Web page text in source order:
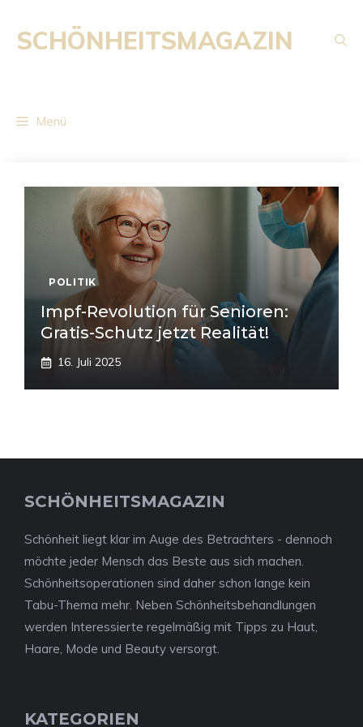
Inhalt
springen
SCHÖNHEITSMAGAZIN
Menü
POLITIK
Impf-Revolution für Senioren:
Gratis-Schutz jetzt Realität!
16. Juli 2025
SCHÖNHEITSMAGAZIN
Schönheit liegt klar im Auge des Betrachters - dennoch
möchte jeder Mensch das Beste aus sich machen.
Schönheitsoperationen sind daher schon lange kein
Tabu-Thema mehr. Neben Schönheitsbehandlungen
werden Interessierte regelmäßig mit Tipps zu Haut,
Haare, Mode und Beauty versorgt.
KATEGORIEN